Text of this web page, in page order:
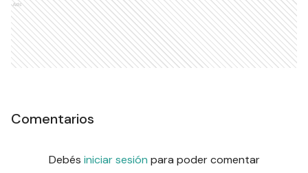
Ads
Comentarios
Debés iniciar sesión para poder comentar